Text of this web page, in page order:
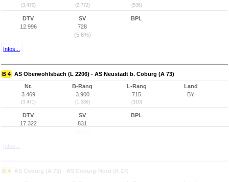
(3.470) (2.772) (536)
DTV
12.996
SV
728
(5,6%)
BPL
Infos...
B 4 AS Oberwohlsbach (L 2206) - AS Neustadt b. Coburg (A 73)
Nr.
3.469
(3.471)
B-Rang
3.900
(1.586)
L-Rang
715
(310)
Land
BY
DTV
17.322
SV
831
BPL
Infos...
B 4 AS Coburg (A 73) - AS Coburg-Nord (K 27)